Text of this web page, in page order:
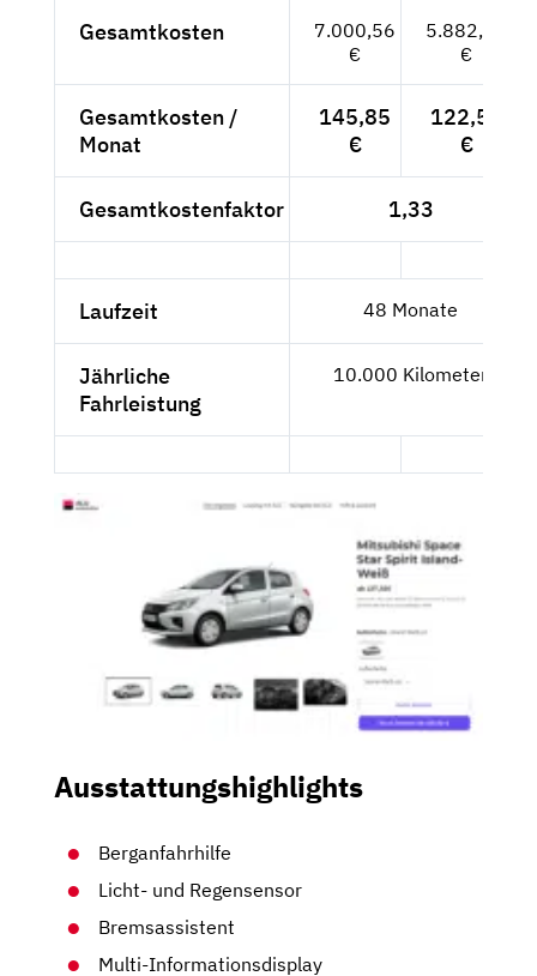
Gesamtkosten
7.000,56
€
5.882,82
€
Gesamtkosten /
Monat
145,85
€
122,56
€
Gesamtkostenfaktor 1,33
Laufzeit 48 Monate
Jährliche
Fahrleistung
10.000 Kilometer
Ausstattungshighlights
Berganfahrhilfe
Licht- und Regensensor
Bremsassistent
Multi-Informationsdisplay